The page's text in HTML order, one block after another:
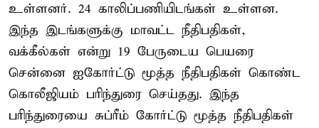
உள்ளனர். 24 காலிப்பணியிடங்கள் உள்ளன.
இந்த இடங்களுக்கு மாவட்ட நீதிபதிகள்,
வக்கீல்கள் என்று 19 பேருடைய பெயரை
சென்னை ஐகோர்ட்டு மூத்த நீதிபதிகள் கொண்ட
கொலீஜியம் பரிந்துரை செய்தது. இந்த
பரிந்துரையை சுப்ரீம் கோர்ட்டு மூத்த நீதிபதிகள்